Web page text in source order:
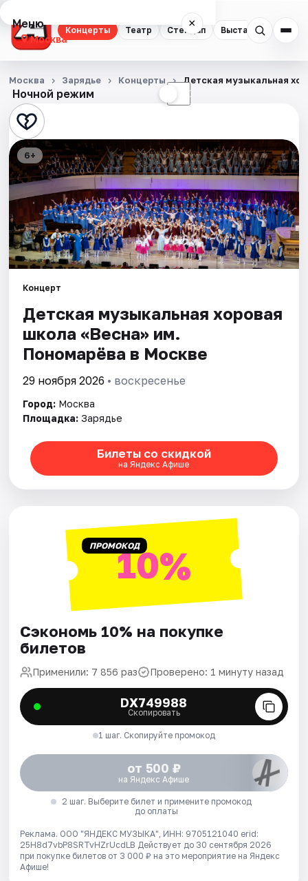
Концерты Театр Стендап Выставки
Меню ×
Москва
Концерты
Театр
Стендап
Выставки
Квесты
Экскурсии
Спорт
События
Города
Площадки
Артисты
Рейтинги
Ночной режим ☾
Москва Зарядье Концерты Детская музыкальная
6+
Концерт
Детская музыкальная хоровая
школа «Весна» им.
Пономарёва в Москве
29 ноября 2026 • воскресенье
Город: Москва
Площадка: Зарядье
Билеты со скидкой
на Яндекс Афише
ПРОМОКОД10%
Сэкономь 10% на покупке
билетов
Применили: 7 856 раз Проверено: 1 минуту назад
DX749988
Скопировать
1 шаг. Скопируйте промокод
от 500 ₽
на Яндекс Афише
2 шаг. Выберите билет и примените промокод
до оплаты
Реклама. ООО "ЯНДЕКС МУЗЫКА", ИНН: 9705121040 erid:
25H8d7vbP8SRTvHZrUcdLB Действует до 30 сентября 2026
при покупке билетов от 3 000 ₽ на это мероприятие на Яндекс
Афише!